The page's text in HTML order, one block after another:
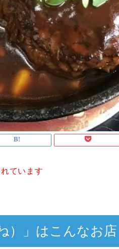
ています
）」はこんなお店